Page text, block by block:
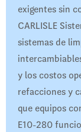
exigentes sin
CARLISLE
sistemas de
y los costos
refacciones y
que equipos
E10-280